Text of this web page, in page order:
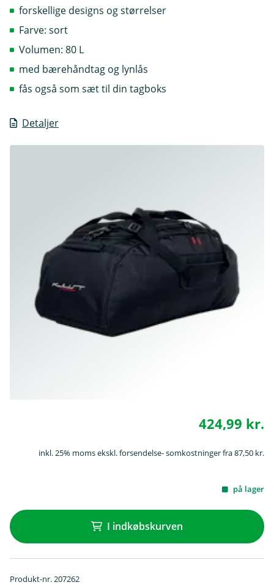
Detaljer
forskellige designs og størrelser
Farve: sort
Volumen: 80 L
med bærehåndtag og lynlås
fås også som sæt til din tagboks
424,99 kr.
inkl. 25% moms ekskl. forsendelse- somkostninger fra 87,50 kr.
på lager
I indkøbskurven
Produkt-nr. 207262